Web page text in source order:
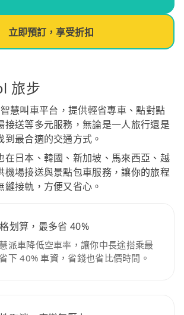
立即預訂，享受折扣
旅步
慧叫車平台，提供輕省專車、點對點
接送等多元服務，無論是一人旅行還是
最合適的交通方式。
在日本、韓國、新加坡、馬來西亞、越
機場接送與景點包車服務，讓你的旅程
接軌，方便又省心。
划算，最多省 40%
派車降低空車率，讓你中長途搭乘最
下 40% 車資，省錢也省比價時間。